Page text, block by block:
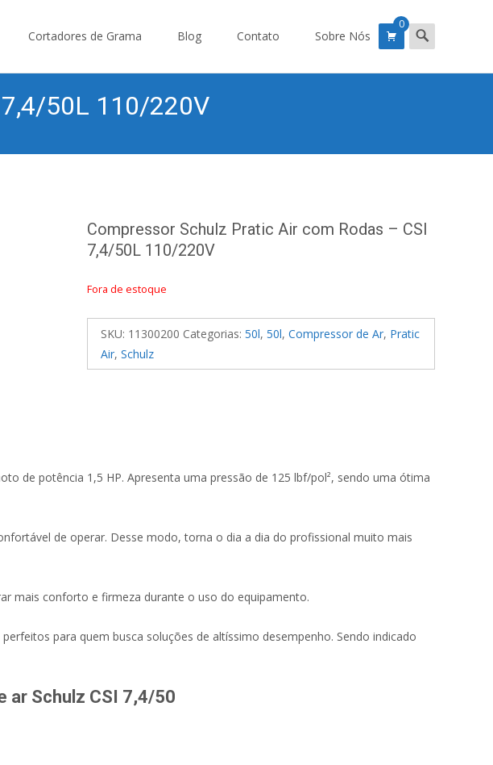
Cortadores de Grama Blog Contato Sobre Nós
0 Search
for:
7,4/50L 110/220V
Compressor Schulz Pratic Air com Rodas – CSI
7,4/50L 110/220V
Fora de estoque
SKU: 11300200 Categorias: 50l, 50l, Compressor de Ar, Pratic
Air, Schulz
de potência 1,5 HP. Apresenta uma pressão de 125 lbf/pol², sendo uma ótima
de operar. Desse modo, torna o dia a dia do profissional muito mais
mais conforto e firmeza durante o uso do equipamento.
para quem busca soluções de altíssimo desempenho. Sendo indicado
ar Schulz CSI 7,4/50